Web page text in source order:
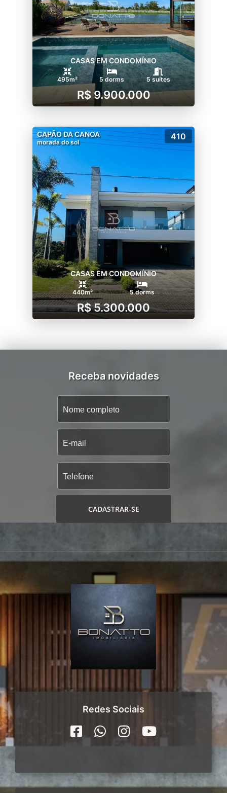
CASAS EM CONDOMÍNIO
495m² 5 dorms 5 suítes
R$ 9.900.000
CAPÃO DA CANOA
morada do sol
410
CASAS EM CONDOMÍNIO
440m² 5 dorms
R$ 5.300.000
Receba novidades
CADASTRAR-SE
Redes Sociais